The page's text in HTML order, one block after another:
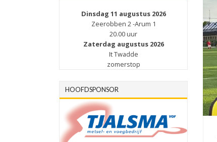
Dinsdag 11 augustus 2026
Zeerobben 2 -Arum 1
20.00 uur
Zaterdag augustus 2026
It Twadde
zomerstop
HOOFDSPONSOR